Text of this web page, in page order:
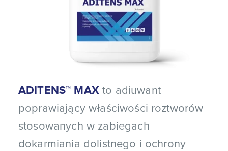
ADITENS™ MAXto adiuwant
poprawiający właściwości roztworów
stosowanych w zabiegach
dokarmiania dolistnego i ochrony